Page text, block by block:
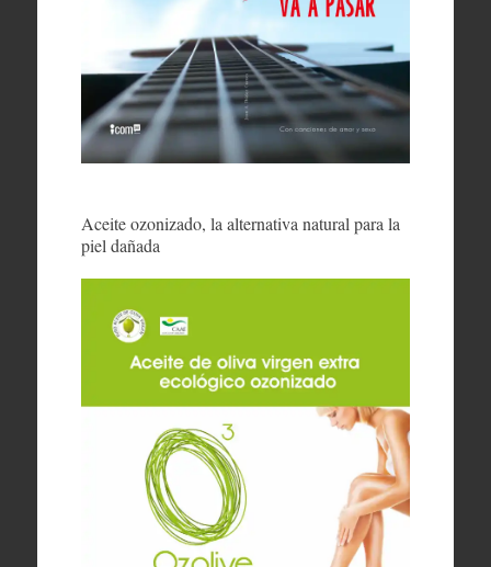
Aceite ozonizado, la alternativa natural para la
piel dañada